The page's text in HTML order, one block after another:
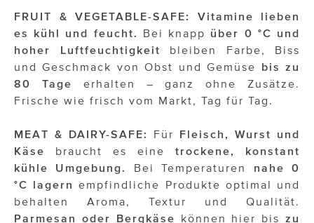
FRUIT & VEGETABLE-SAFE: Vitamine lieben
es kühl und feucht.
Bei knapp über 0 °C und
hoher Luftfeuchtigkeit bleiben Farbe, Biss
und Geschmack von Obst und Gemüse bis zu
80 Tage
erhalten – ganz ohne Zusätze.
Frische wie frisch vom Markt, Tag für Tag.
MEAT & DAIRY-SAFE: Für Fleisch, Wurst und
Käse
braucht es eine
trockene, konstant
kühle Umgebung.
Bei Temperaturen
nahe 0
°C lagern empfindliche Produkte optimal und
behalten Aroma, Textur und Qualität.
Parmesan
oder Bergkäse können hier biszu